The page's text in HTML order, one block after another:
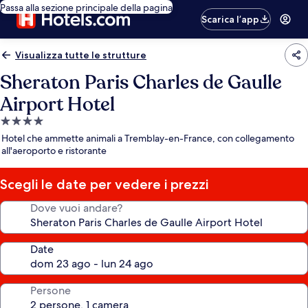
Passa alla sezione principale della pagina
Scarica l’app
Visualizza tutte le strutture
Sheraton Paris Charles de Gaulle
Airport Hotel
Struttura
a
4.0
stelle
Hotel che ammette animali a Tremblay-en-France, con collegamento
all'aeroporto e ristorante
Scegli le date per vedere i prezzi
Dove vuoi andare?
Date
Persone